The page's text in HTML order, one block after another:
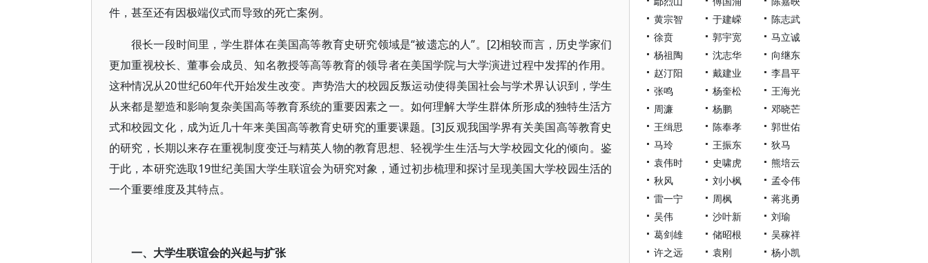
件，甚至还有因极端仪式而导致的死亡案例。
很长一段时间里，学生群体在美国高等教育史研究领域是“被遗忘的人”。[2]相较而言，历史学家们
更加重视校长、董事会成员、知名教授等高等教育的领导者在美国学院与大学演进过程中发挥的作用。
这种情况从20世纪60年代开始发生改变。声势浩大的校园反叛运动使得美国社会与学术界认识到，学生
从来都是塑造和影响复杂美国高等教育系统的重要因素之一。如何理解大学生群体所形成的独特生活方
式和校园文化，成为近几十年来美国高等教育史研究的重要课题。[3]反观我国学界有关美国高等教育史
的研究，长期以来存在重视制度变迁与精英人物的教育思想、轻视学生生活与大学校园文化的倾向。鉴
于此，本研究选取19世纪美国大学生联谊会为研究对象，通过初步梳理和探讨呈现美国大学校园生活的
一个重要维度及其特点。
一、大学生联谊会的兴起与扩张
黄宗智
于建嵘
陈志武
徐贲
郭宇宽
马立诚
杨祖陶
沈志华
向继东
赵汀阳
戴建业
李昌平
张鸣
杨奎松
王海光
周濂
杨鹏
邓晓芒
王缉思
陈奉孝
郭世佑
马玲
王振东
狄马
袁伟时
史啸虎
熊培云
秋风
刘小枫
孟令伟
雷一宁
周枫
蒋兆勇
吴伟
沙叶新
刘瑜
葛剑雄
储昭根
吴稼祥
许之远
袁刚
杨小凯